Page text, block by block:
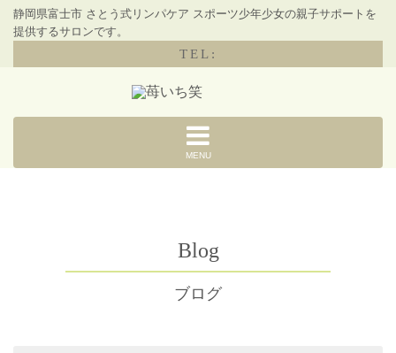
静岡県富士市 さとう式リンパケア スポーツ少年少女の親子サポートを
提供するサロンです。
TEL:
MENU
Blog
ブログ